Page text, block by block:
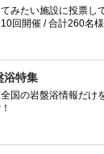
みたい施設に投票し
10回開催 / 合計260名様
浴特集
全国の岩盤浴情報だけ